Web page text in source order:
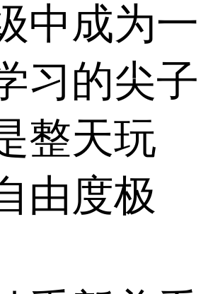
中成为一
习的尖子
整天玩
由度极